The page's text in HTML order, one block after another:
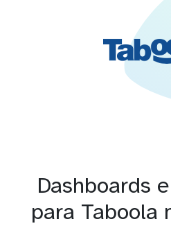
Dashboards
para Taboola